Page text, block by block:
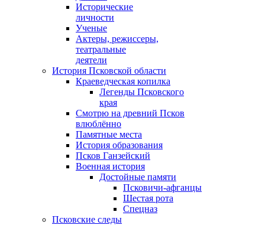
Исторические
личности
Ученые
Актеры, режиссеры,
театральные
деятели
История Псковской области
Краеведческая копилка
Легенды Псковского
края
Смотрю на древний Псков
влюблённо
Памятные места
История образования
Псков Ганзейский
Военная история
Достойные памяти
Псковичи-афганцы
Шестая рота
Спецназ
Псковские следы